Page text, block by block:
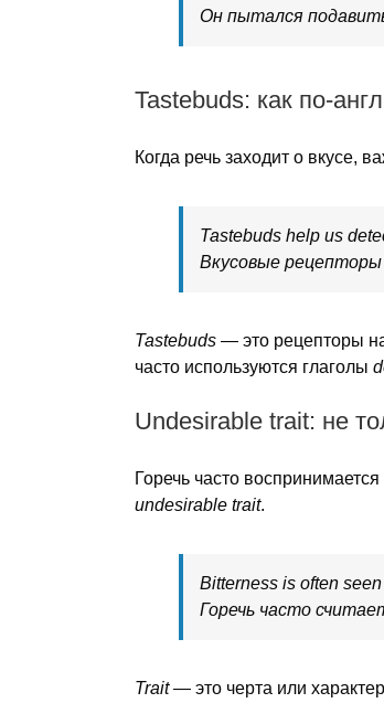
Он пытался
Tastebuds: как по-
Когда речь заходит о вкусе,
Tastebuds help us
Вкусовые
Tastebuds — это рецепторы
часто используются глаголы
Undesirable trait: не
Горечь часто
undesirable trait.
Bitterness is often
Горечь часто
Trait— это черта или